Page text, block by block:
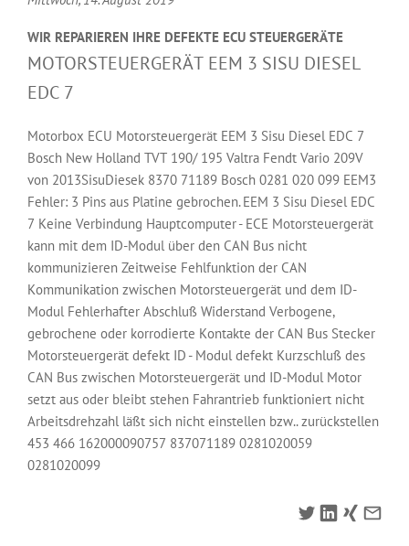
WIR REPARIEREN IHRE DEFEKTE ECU STEUERGERÄTE
MOTORSTEUERGERÄT EEM 3 SISU DIESEL
EDC 7
Motorbox ECU Motorsteuergerät EEM 3 Sisu Diesel EDC 7
Bosch New Holland TVT 190/ 195 Valtra Fendt Vario 209V
von 2013SisuDiesek 8370 71189 Bosch 0281 020 099 EEM3
Fehler: 3 Pins aus Platine gebrochen. EEM 3 Sisu Diesel EDC
7 Keine Verbindung Hauptcomputer - ECE Motorsteuergerät
kann mit dem ID-Modul über den CAN Bus nicht
kommunizieren Zeitweise Fehlfunktion der CAN
Kommunikation zwischen Motorsteuergerät und dem ID-
Modul Fehlerhafter Abschluß Widerstand Verbogene,
gebrochene oder korrodierte Kontakte der CAN Bus Stecker
Motorsteuergerät defekt ID - Modul defekt Kurzschluß des
CAN Bus zwischen Motorsteuergerät und ID-Modul Motor
setzt aus oder bleibt stehen Fahrantrieb funktioniert nicht
Arbeitsdrehzahl läßt sich nicht einstellen bzw.. zurückstellen
453 466 162000090757 837071189 0281020059
0281020099